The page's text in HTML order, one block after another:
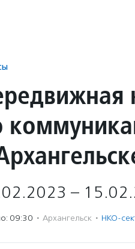
–
09:30 · Архангельск · НКО-